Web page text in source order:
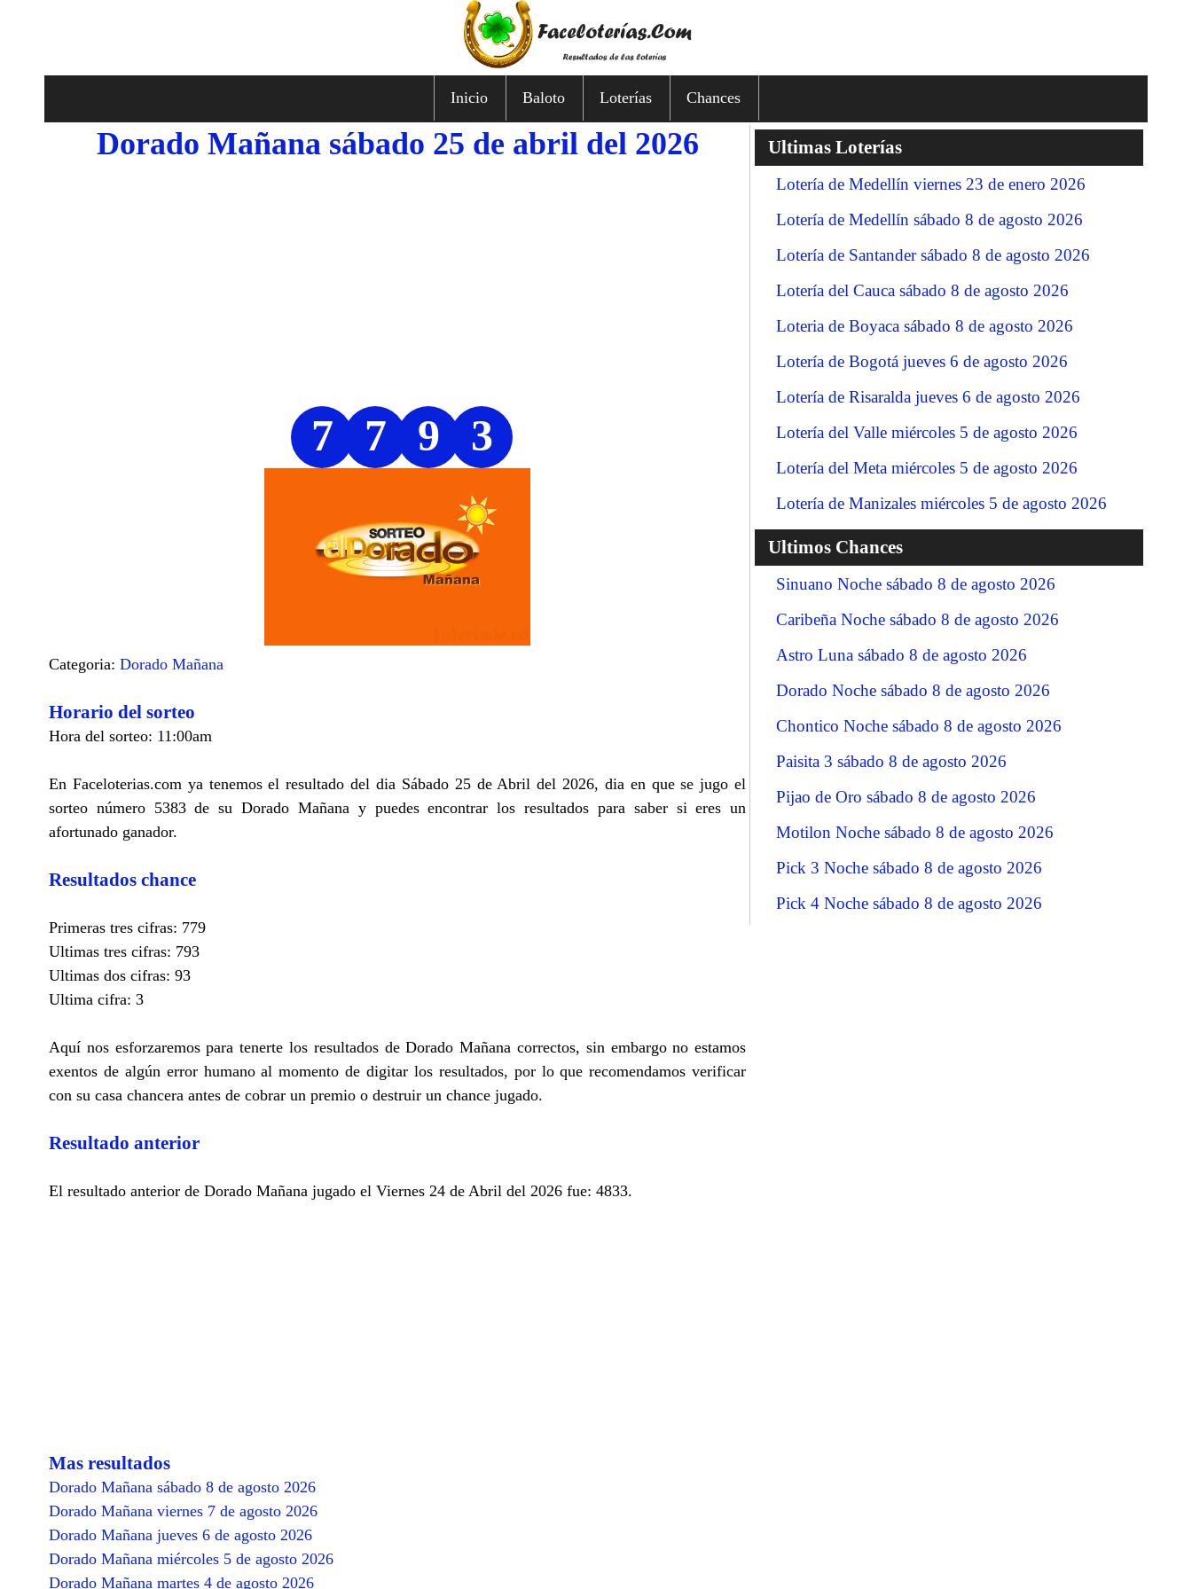
Inicio Baloto Loterías Chances
Dorado Mañana sábado 25 de abril del 2026
7 7 9 3
Categoria: Dorado Mañana
Horario del sorteo
Hora del sorteo: 11:00am
En Faceloterias.com ya tenemos el resultado del dia Sábado 25 de Abril del 2026, dia en que se jugo el
sorteo número 5383 de su Dorado Mañana y puedes encontrar los resultados para saber si eres un
afortunado ganador.
Resultados chance
Primeras tres cifras: 779
Ultimas tres cifras: 793
Ultimas dos cifras: 93
Ultima cifra: 3
Aquí nos esforzaremos para tenerte los resultados de Dorado Mañana correctos, sin embargo no estamos
exentos de algún error humano al momento de digitar los resultados, por lo que recomendamos verificar
con su casa chancera antes de cobrar un premio o destruir un chance jugado.
Resultado anterior
El resultado anterior de Dorado Mañana jugado el Viernes 24 de Abril del 2026 fue: 4833.
Mas resultados
Dorado Mañana sábado 8 de agosto 2026
Dorado Mañana viernes 7 de agosto 2026
Dorado Mañana jueves 6 de agosto 2026
Dorado Mañana miércoles 5 de agosto 2026
Dorado Mañana martes 4 de agosto 2026
Ultimas Loterías
Lotería de Medellín viernes 23 de enero 2026
Lotería de Medellín sábado 8 de agosto 2026
Lotería de Santander sábado 8 de agosto 2026
Lotería del Cauca sábado 8 de agosto 2026
Loteria de Boyaca sábado 8 de agosto 2026
Lotería de Bogotá jueves 6 de agosto 2026
Lotería de Risaralda jueves 6 de agosto 2026
Lotería del Valle miércoles 5 de agosto 2026
Lotería del Meta miércoles 5 de agosto 2026
Lotería de Manizales miércoles 5 de agosto 2026
Ultimos Chances
Sinuano Noche sábado 8 de agosto 2026
Caribeña Noche sábado 8 de agosto 2026
Astro Luna sábado 8 de agosto 2026
Dorado Noche sábado 8 de agosto 2026
Chontico Noche sábado 8 de agosto 2026
Paisita 3 sábado 8 de agosto 2026
Pijao de Oro sábado 8 de agosto 2026
Motilon Noche sábado 8 de agosto 2026
Pick 3 Noche sábado 8 de agosto 2026
Pick 4 Noche sábado 8 de agosto 2026